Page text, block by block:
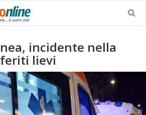
incidente nella
lievi